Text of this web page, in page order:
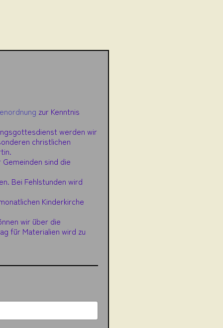
zur Kenntnis
werden wir
christlichen
sind die
Bei Fehlstunden wird
Kinderkirche
wir über die
für Materialien wird zu